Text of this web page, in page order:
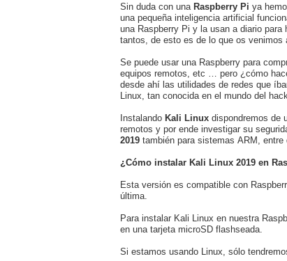
Sin duda con una Raspberry Pi ya
una pequeña inteligencia artificial
una Raspberry Pi y la usan a diario
tantos, de esto es de lo que os venimos
Se puede usar una Raspberry para
equipos remotos, etc … pero ¿cómo
desde ahí las utilidades de redes que
Linux, tan conocida en el mundo del
Instalando Kali Linux dispondremos de
remotos y por ende investigar su
2019 también para sistemas ARM,
¿Cómo instalar Kali Linux 2019 en
Esta versión es compatible con
última.
Para instalar Kali Linux en nuestra
en una tarjeta microSD flashseada.
Si estamos usando Linux, sólo